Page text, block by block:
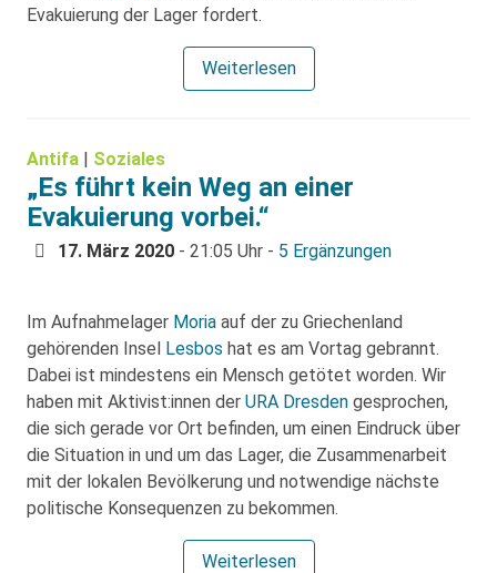
Evakuierung der Lager fordert.
Weiterlesen
Antifa | Soziales
„Es führt kein Weg an einer
Evakuierung vorbei.“
17. März 2020 - 21:05 Uhr - 5 Ergänzungen
Im Aufnahmelager Moria auf der zu Griechenland
gehörenden Insel Lesbos hat es am Vortag gebrannt.
Dabei ist mindestens ein Mensch getötet worden. Wir
haben mit Aktivist:innen der URA Dresden gesprochen,
die sich gerade vor Ort befinden, um einen Eindruck über
die Situation in und um das Lager, die Zusammenarbeit
mit der lokalen Bevölkerung und notwendige nächste
politische Konsequenzen zu bekommen.
Weiterlesen